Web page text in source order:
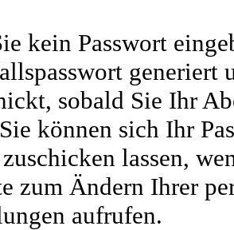
kein Passwort
generiert
sobald Sie Ihr
können sich Ihr
lassen,
zum Ändern Ihrer
aufrufen.